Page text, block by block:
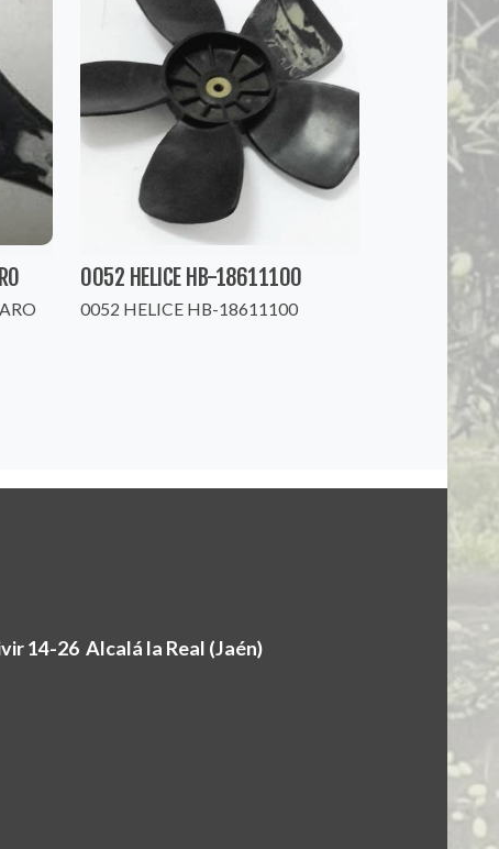
0052 HELICE HB-18611100
0052 HELICE HB-18611100
14-26 Alcalá la Real (Jaén)